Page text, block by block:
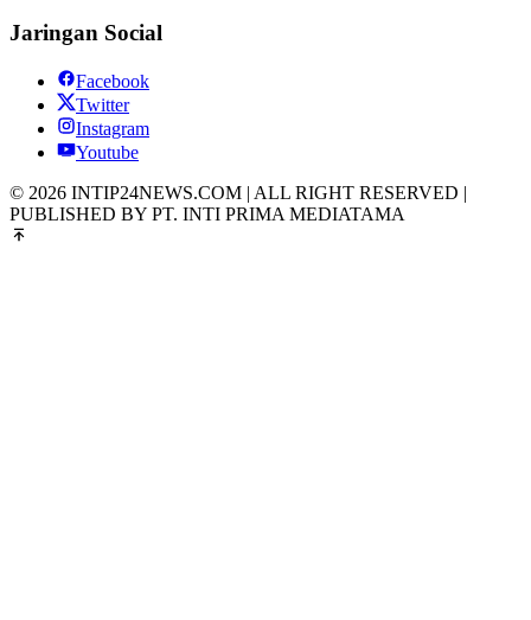
Jaringan Social
Facebook
Twitter
Instagram
Youtube
© 2026 INTIP24NEWS.COM | ALL RIGHT RESERVED |
PUBLISHED BY PT. INTI PRIMA MEDIATAMA